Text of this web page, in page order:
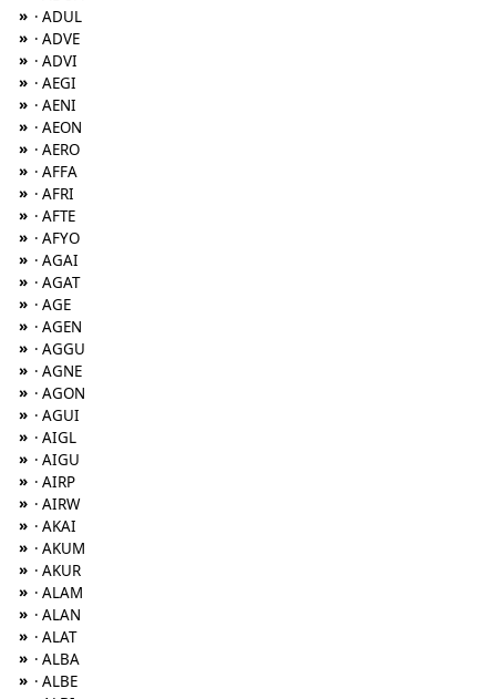
» · ADUL
» · ADVE
» · ADVI
» · AEGI
» · AENI
» · AEON
» · AERO
» · AFFA
» · AFRI
» · AFTE
» · AFYO
» · AGAI
» · AGAT
» · AGE
» · AGEN
» · AGGU
» · AGNE
» · AGON
» · AGUI
» · AIGL
» · AIGU
» · AIRP
» · AIRW
» · AKAI
» · AKUM
» · AKUR
» · ALAM
» · ALAN
» · ALAT
» · ALBA
» · ALBE